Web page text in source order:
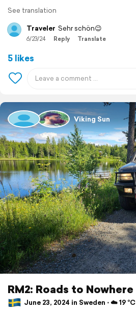
See translation
Traveler Sehr schön😉
6/23/24 Reply Translate
5 likes
Viking Sun
RM2: Roads to Nowhere
June 23, 2024 in Sweden ⋅ ☁️ 19 °C